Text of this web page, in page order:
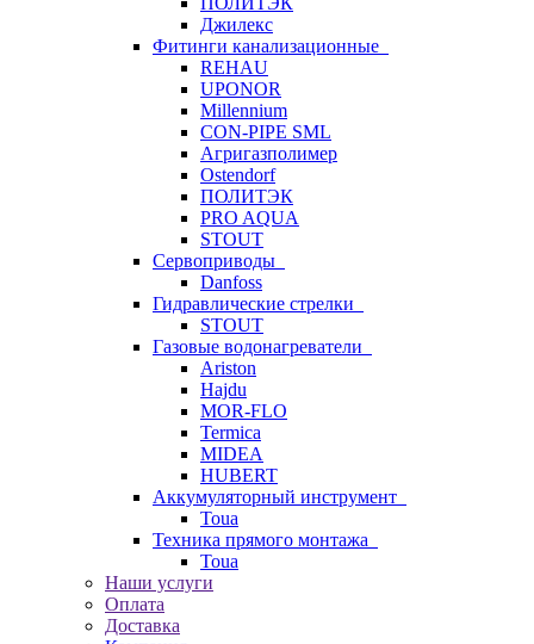
Джилекс
Фитинги канализационные
REHAU
UPONOR
Millennium
CON-PIPE SML
Агригазполимер
Ostendorf
ПОЛИТЭК
PRO AQUA
STOUT
Сервоприводы
Danfoss
Гидравлические стрелки
STOUT
Газовые водонагреватели
Ariston
Hajdu
MOR-FLO
Termica
MIDEA
HUBERT
Аккумуляторный инструмент
Toua
Техника прямого монтажа
Toua
Наши услуги
Оплата
Доставка